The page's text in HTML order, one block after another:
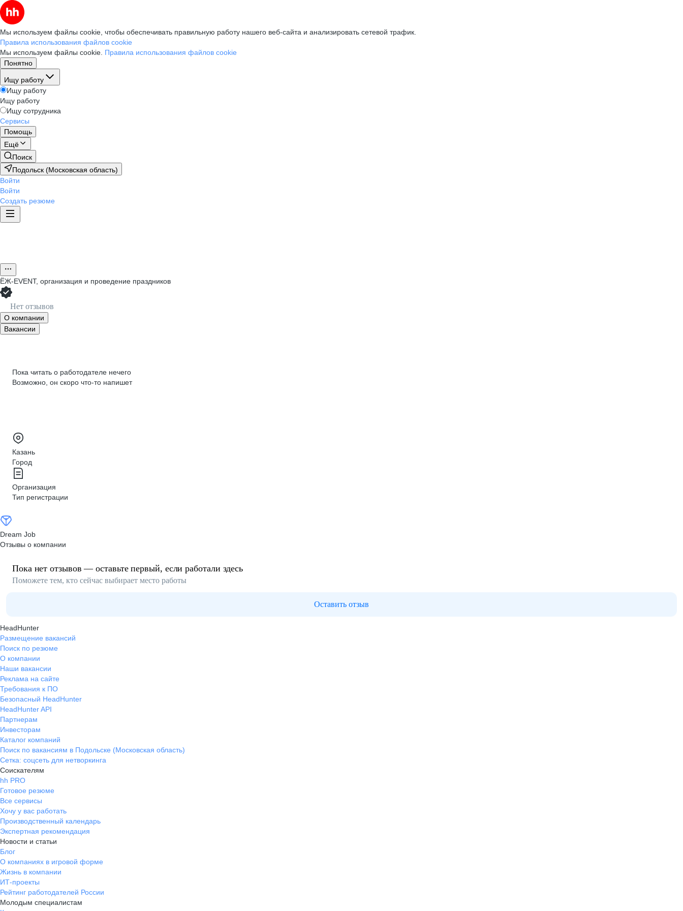
Мы используем файлы cookie, чтобы обеспечивать правильную работу нашего веб-сайта и анализировать сетевой трафик.
Правила использования файлов cookie
Мы используем файлы cookie. Правила использования файлов cookie
Понятно
Ищу работу
Ищу работу
Ищу работу
Ищу сотрудника
Сервисы
Помощь
Ещё
Поиск
Подольск (Московская область)
Войти
Войти
Создать резюме
ЁЖ-EVENT, организация и проведение праздников
Нет отзывов
О компании
Вакансии
Пока читать о работодателе нечего
Возможно, он скоро что‑то напишет
Казань
Город
Организация
Тип регистрации
Dream Job
Отзывы о компании
Пока нет отзывов — оставьте первый, если работали здесь
Поможете тем, кто сейчас выбирает место работы
Оставить отзыв
HeadHunter
Размещение вакансий
Поиск по резюме
О компании
Наши вакансии
Реклама на сайте
Требования к ПО
Безопасный HeadHunter
HeadHunter API
Партнерам
Инвесторам
Каталог компаний
Поиск по вакансиям в Подольске (Московская область)
Сетка: соцсеть для нетворкинга
Соискателям
hh PRO
Готовое резюме
Все сервисы
Хочу у вас работать
Производственный календарь
Экспертная рекомендация
Новости и статьи
Блог
О компаниях в игровой форме
Жизнь в компании
ИТ-проекты
Рейтинг работодателей России
Молодым специалистам